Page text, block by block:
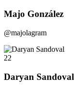
Majo González
@majolagram
22
Daryan Sandoval